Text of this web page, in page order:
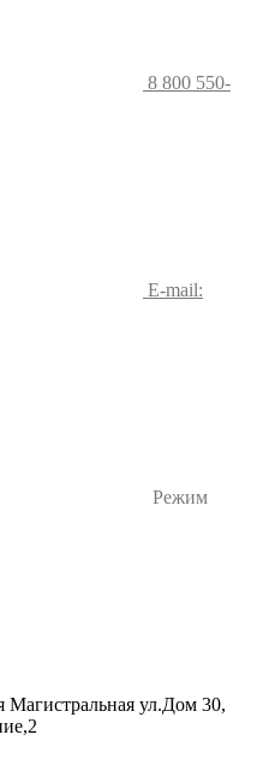
8 800 550-
E-mail:
Режим
Магистральная ул.Дом 30,